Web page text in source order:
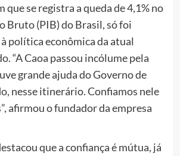
que se registra a queda de 4,1% no
Bruto (PIB) do Brasil, só foi
política econômica da atual
“A Caoa passou incólume pela
grande ajuda do Governo de
nesse itinerário. Confiamos nele
afirmou o fundador da empresa
que a confiança é mútua, já